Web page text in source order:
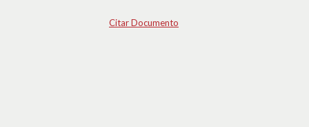
Citar Documento